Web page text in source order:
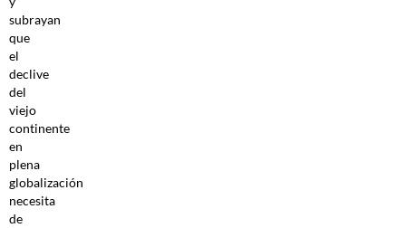
subrayan
que
el
declive
del
viejo
continente
en
plena
globalización
necesita
de